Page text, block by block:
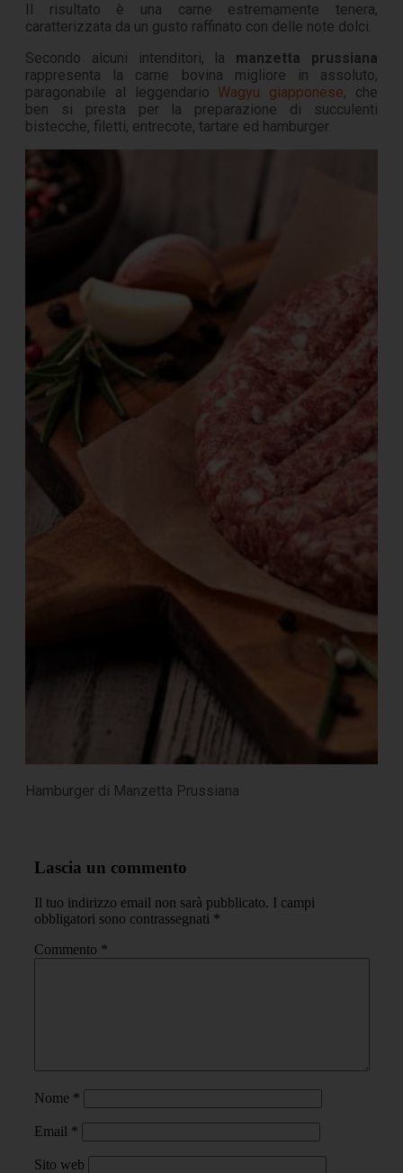
Il risultato è una carne estremamente tenera,
caratterizzata da un gusto raffinato con delle note dolci.
Secondo alcuni intenditori, la manzetta prussiana
rappresenta la carne bovina migliore in assoluto,
paragonabile al leggendario Wagyu giapponese, che
ben si presta per la preparazione di succulenti
bistecche, filetti, entrecote, tartare ed hamburger.
Hamburger di Manzetta Prussiana
Lascia un commento
Il tuo indirizzo email non sarà pubblicato. I campi
obbligatori sono contrassegnati *
Commento *
Nome *
Email *
Sito web